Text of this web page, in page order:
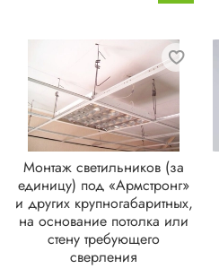
Монтаж светильников (за
единицу) под «Армстронг»
и других крупногабаритных,
на основание потолка или
стену требующего
сверления